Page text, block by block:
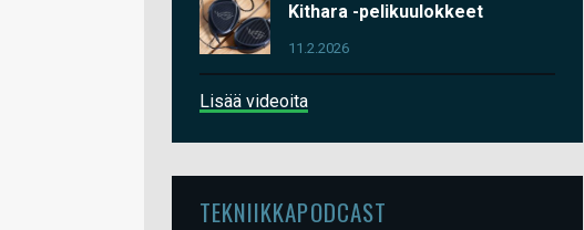
Kithara -pelikuulokkeet
11.2.2026
Lisää videoita
TEKNIIKKAPODCAST